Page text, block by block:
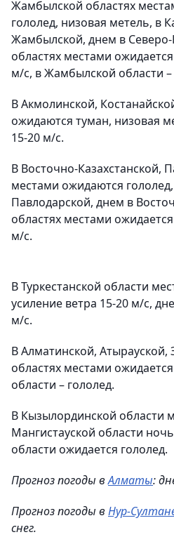
Жамбылской областях
гололед, низовая метель, в
Жамбылской, днем в Северо-
областях местами
м/с, в Жамбылской области
В Акмолинской,
ожидаются туман, низовая
15-20 м/с.
В Восточно-Казахстанской,
местами ожидаются
Павлодарской, днем в
областях местами
м/с.
В Туркестанской области
усиление ветра 15-20 м/с,
м/с.
В Алматинской, Атырауской,
областях местами
области – гололед.
В Кызылординской области
Мангистауской области
области ожидается гололед.
Прогноз погоды вАлматы:
Прогноз погоды вНур-
снег.